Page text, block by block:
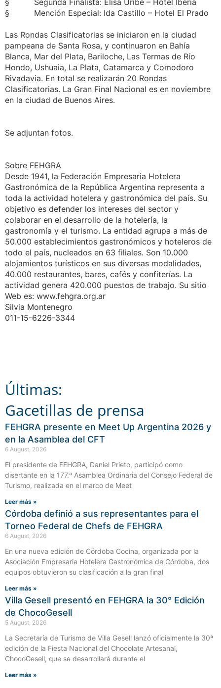
§ Mención Especial: Ida Castillo – Hotel El Prado
Las Rondas Clasificatorias se iniciaron en la ciudad
pampeana de Santa Rosa, y continuaron en Bahía
Blanca, Mar del Plata, Bariloche, Las Termas de Río
Hondo, Ushuaia, La Plata, Catamarca y Comodoro
Rivadavia. En total se realizarán 20 Rondas
Clasificatorias. La Gran Final Nacional es en noviembre
en la ciudad de Buenos Aires.
Se adjuntan fotos.
Sobre FEHGRA
Desde 1941, la Federación Empresaria Hotelera
Gastronómica de la República Argentina representa a
toda la actividad hotelera y gastronómica del país. Su
objetivo es defender los intereses del sector y
colaborar en el desarrollo de la hotelería, la
gastronomía y el turismo. La entidad agrupa a más de
50.000 establecimientos gastronómicos y hoteleros de
todo el país, nucleados en 63 filiales. Son 10.000
alojamientos turísticos en sus diversas modalidades,
40.000 restaurantes, bares, cafés y confiterías. La
actividad genera 420.000 puestos de trabajo. Su sitio
Web es: www.fehgra.org.ar
Silvia Montenegro
011-15-6226-3344
Últimas:
Gacetillas de prensa
FEHGRA presente en Meet Up Argentina 2026 y
en la Asamblea del CFT
6 August, 2026
El presidente de FEHGRA, Daniel Prieto, participó como
disertante en la 177.ª Asamblea Ordinaria del Consejo Federal de
Turismo, realizada en el marco de Meet
Leer más »
Córdoba definió a sus representantes para el
Torneo Federal de Chefs de FEHGRA
6 August, 2026
En una nueva edición de Córdoba Cocina, organizada por la
Asociación Empresaria Hotelera Gastronómica de Córdoba, dos
equipos obtuvieron su clasificación a la gran final
Leer más »
Villa Gesell presentó en FEHGRA la 30° Edición
de ChocoGesell
5 August, 2026
La Secretaría de Turismo de Villa Gesell lanzó oficialmente la 30ª
edición de la Fiesta Nacional del Chocolate Artesanal,
ChocoGesell, que se desarrollará durante el
Leer más »